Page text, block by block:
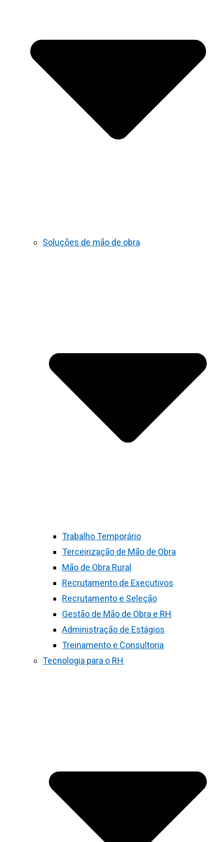
Soluções de mão de obra
Trabalho Temporário
Terceirização de Mão de Obra
Mão de Obra Rural
Recrutamento de Executivos
Recrutamento e Seleção
Gestão de Mão de Obra e RH
Administração de Estágios
Treinamento e Consultoria
Tecnologia para o RH